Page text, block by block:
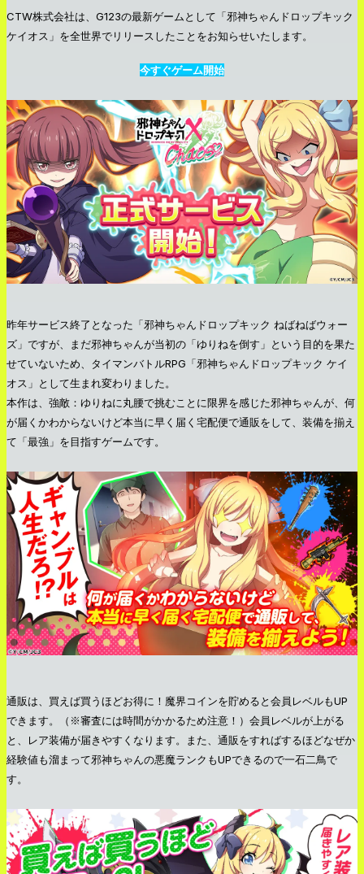
CTW株式会社は、G123の最新ゲームとして「邪神ちゃんドロップキック
ケイオス」を全世界でリリースしたことをお知らせいたします。
今すぐゲーム開始
昨年サービス終了となった「邪神ちゃんドロップキック ねばねばウォー
ズ」ですが、まだ邪神ちゃんが当初の「ゆりねを倒す」という目的を果た
せていないため、タイマンバトルRPG「邪神ちゃんドロップキック ケイ
オス」として生まれ変わりました。
本作は、強敵：ゆりねに丸腰で挑むことに限界を感じた邪神ちゃんが、何
が届くかわからないけど本当に早く届く宅配便で通販をして、装備を揃え
て「最強」を目指すゲームです。
通販は、買えば買うほどお得に！魔界コインを貯めると会員レベルもUP
できます。（※審査には時間がかかるため注意！）会員レベルが上がる
と、レア装備が届きやすくなります。また、通販をすればするほどなぜか
経験値も溜まって邪神ちゃんの悪魔ランクもUPできるので一石二鳥で
す。